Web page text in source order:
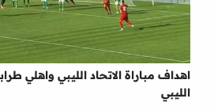
الليبي